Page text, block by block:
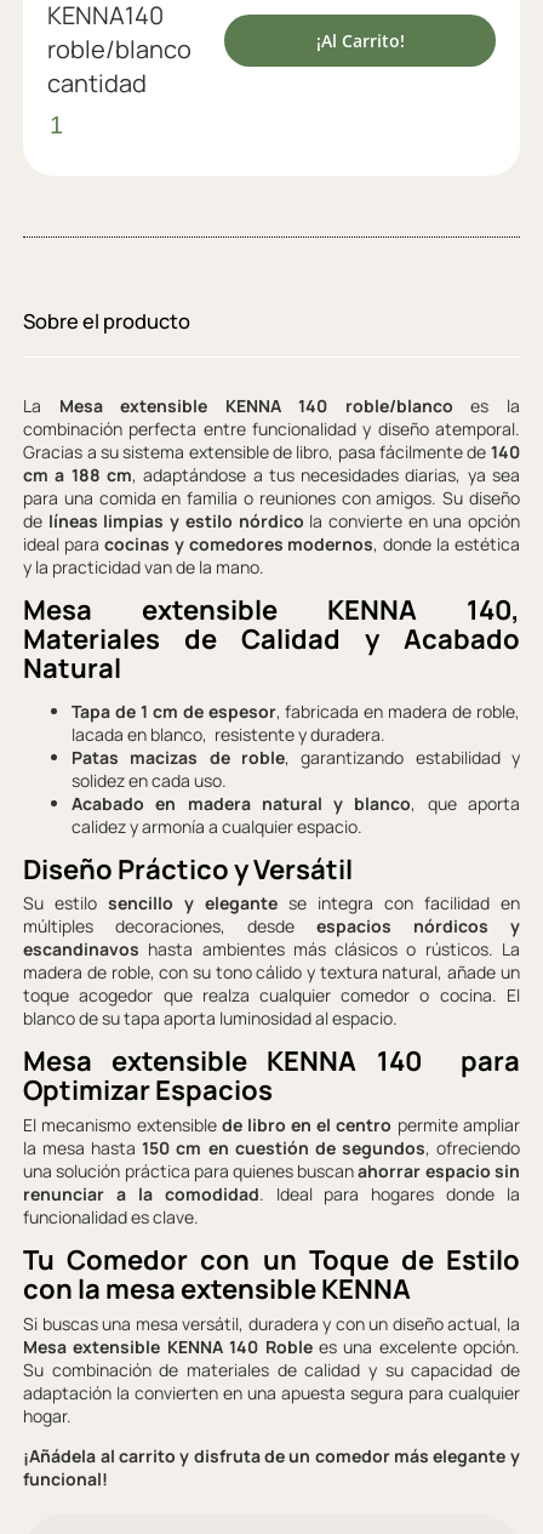
KENNA140
roble/blanco
cantidad
¡Al Carrito!
Sobre el producto
La Mesa extensible KENNA 140 roble/blanco es la
combinación perfecta entre funcionalidad y diseño atemporal.
Gracias a su sistema extensible de libro, pasa fácilmente de 140
cm a 188 cm, adaptándose a tus necesidades diarias, ya sea
para una comida en familia o reuniones con amigos. Su diseño
de líneas limpias y estilo nórdico la convierte en una opción
ideal para cocinas y comedores modernos, donde la estética
y la practicidad van de la mano.
Mesa extensible KENNA 140,
Materiales de Calidad y Acabado
Natural
Tapa de 1 cm de espesor, fabricada en madera de roble,
lacada en blanco, resistente y duradera.
Patas macizas de roble, garantizando estabilidad y
solidez en cada uso.
Acabado en madera natural y blanco, que aporta
calidez y armonía a cualquier espacio.
Diseño Práctico y Versátil
Su estilosencillo y elegante se integra con facilidad en
múltiples decoraciones, desde espacios nórdicos y
escandinavos hasta ambientes más clásicos o rústicos. La
madera de roble, con su tono cálido y textura natural, añade un
toque acogedor que realza cualquier comedor o cocina. El
blanco de su tapa aporta luminosidad al espacio.
Mesa extensible KENNA 140 para
Optimizar Espacios
El mecanismo extensible de libro en el centro permite ampliar
la mesa hasta150 cm en cuestión de segundos, ofreciendo
una solución práctica para quienes buscanahorrar espacio sin
renunciar a la comodidad. Ideal para hogares donde la
funcionalidad es clave.
Tu Comedor con un Toque de Estilo
con la mesa extensible KENNA
Si buscas una mesa versátil, duradera y con un diseño actual, la
Mesa extensible KENNA 140 Roblees una excelente opción.
Su combinación de materiales de calidad y su capacidad de
adaptación la convierten en una apuesta segura para cualquier
hogar.
¡Añádela al carrito y disfruta de un comedor más elegante y
funcional!